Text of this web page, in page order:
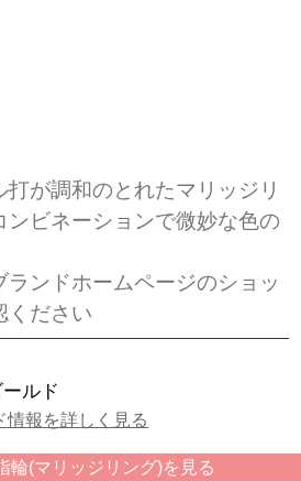
打が調和のとれたマリッジリ
ンビネーションで微妙な色の
ンドホームページのショッ
ください
ルド
情報を詳しく見る
輪(マリッジリング)を見る